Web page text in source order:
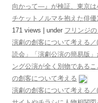
向かって―』が検証、東京は
チケットノルマを抱えた俳
171 views
under フリンジ
演劇の創客について考える
読会」「演劇公演の簡易版
ング公演が全く別物であるこ
の創客について考える
演劇の創客について考える／